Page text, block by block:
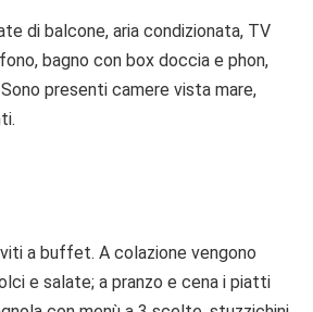
di balcone, aria condizionata, TV
bagno con box doccia e phon,
presenti camere vista mare,
a buffet. A colazione vengono
e salate; a pranzo e cena i piatti